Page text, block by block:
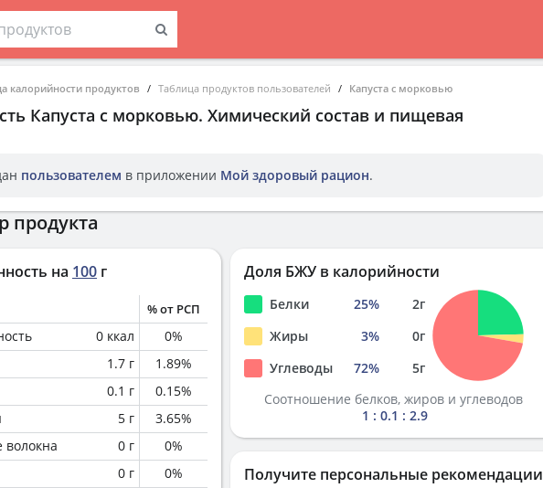
калорийности продуктов Таблица продуктов пользователей Капуста с морковью
Капуста с морковью. Химический состав и пищевая
пользователем в приложении Мой здоровый рацион.
продукта
на 100 г
% от РСП
0 ккал 0%
1.7 г 1.89%
0.1 г 0.15%
5 г 3.65%
0 г 0%
0 г 0%
Доля БЖУ в калорийности
Белки 25% 2г
Жиры
3% 0г
Углеводы
72% 5г
Соотношение белков, жиров и углеводов
1 : 0.1 : 2.9
Получите персональные рекомендации